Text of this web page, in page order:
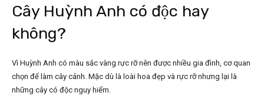
Cây Huỳnh Anh có độc hay
không?
Vì Huỳnh Anh có màu sắc vàng rực rỡ nên được nhiều gia đình, cơ quan
chọn để làm cây cảnh. Mặc dù là loài hoa đẹp và rực rỡ nhưng lại là
những cây có độc nguy hiểm.